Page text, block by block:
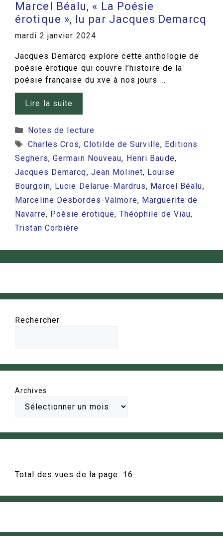
Marcel Béalu, « La Poésie
érotique », lu par Jacques Demarcq
mardi 2 janvier 2024
Jacques Demarcq explore cette anthologie de
poésie érotique qui couvre l’histoire de la
poésie française du xve à nos jours …
Lire la suite
Catégories
Notes de lecture
Étiquettes
Charles Cros, Clotilde de Surville, Editions
Seghers, Germain Nouveau, Henri Baude,
Jacques Demarcq, Jean Molinet, Louise
Bourgoin, Lucie Delarue-Mardrus, Marcel Béalu,
Marceline Desbordes-Valmore, Marguerite de
Navarre, Poésie érotique, Théophile de Viau,
Tristan Corbière
Rechercher
Archives
Total des vues de la page: 16